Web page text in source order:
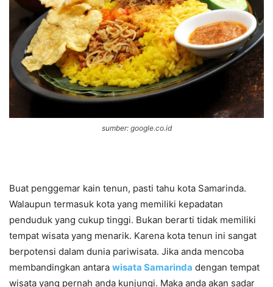
sumber: google.co.id
Buat penggemar kain tenun, pasti tahu kota Samarinda.
Walaupun termasuk kota yang memiliki kepadatan
penduduk yang cukup tinggi. Bukan berarti tidak memiliki
tempat wisata yang menarik. Karena kota tenun ini sangat
berpotensi dalam dunia pariwisata. Jika anda mencoba
membandingkan antara wisata Samarinda dengan tempat
wisata yang pernah anda kunjungi. Maka anda akan sadar